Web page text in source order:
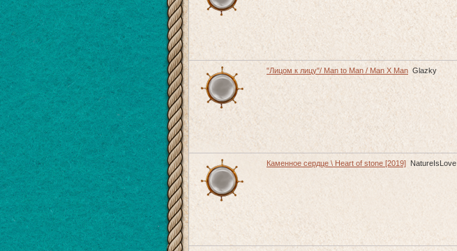
"Лицом к лицу"/ Man to Man / Man X Man Glazky
Каменное сердце \ Heart of stone [2019] NatureIsLove